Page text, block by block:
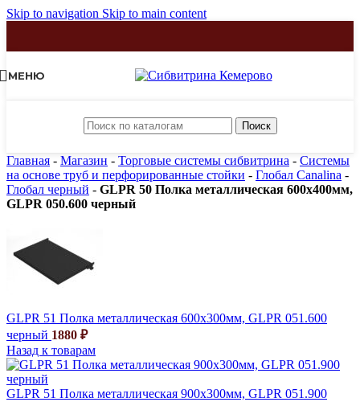
Skip to navigation Skip to main content
МЕНЮ
Поиск
Главная - Магазин - Торговые системы сибвитрина - Системы
на основе труб и перфорированные стойки - Глобал Canalina -
Глобал черный - GLPR 50 Полка металлическая 600х400мм,
GLPR 050.600 черный
GLPR 51 Полка металлическая 600х300мм, GLPR 051.600
черный 1880 ₽
Назад к товарам
GLPR 51 Полка металлическая 900х300мм, GLPR 051.900